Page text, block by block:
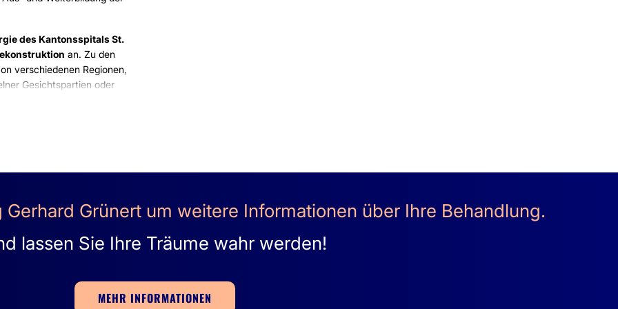
des Kantonsspitals St.
an. Zu den
verschiedenen Regionen,
Gesichtspartien oder
Handchirurgie
Eingriffe möglich. Durch
ist eine
Gerhard Grünert um weitere Informationen über Ihre Behandlung.
lassen Sie Ihre Träume wahr werden!
MEHR INFORMATIONEN